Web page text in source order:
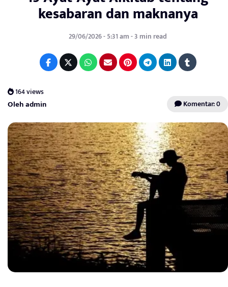
kesabaran dan maknanya
29/06/2026 - 5:31 am - 3 min read
164 views
Oleh admin Komentar: 0